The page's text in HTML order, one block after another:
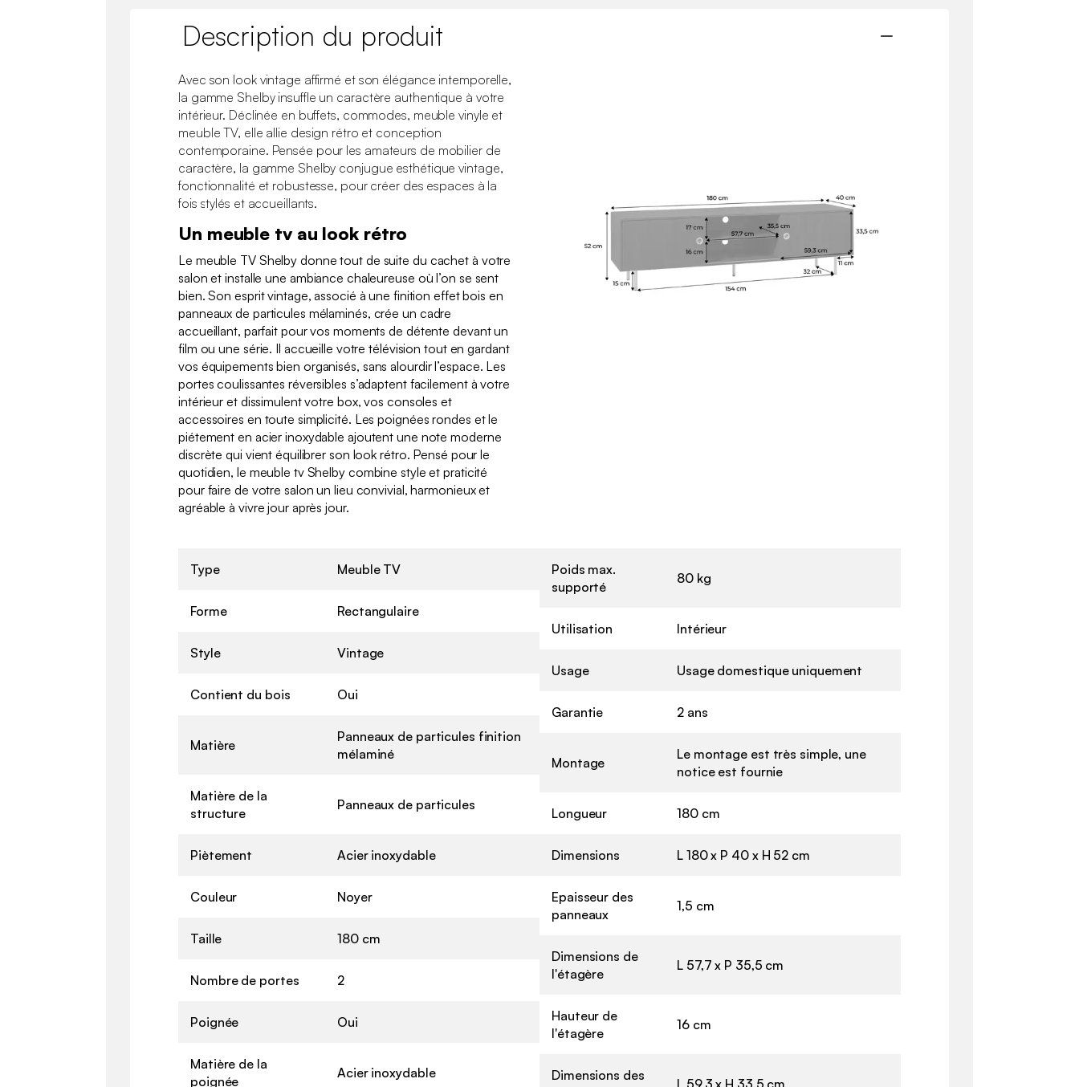
Description du produit
Avec son look vintage affirmé et son élégance intemporelle,
la gamme Shelby insuffle un caractère authentique à votre
intérieur. Déclinée en buffets, commodes, meuble vinyle et
meuble TV, elle allie design rétro et conception
contemporaine. Pensée pour les amateurs de mobilier de
caractère, la gamme Shelby conjugue esthétique vintage,
fonctionnalité et robustesse, pour créer des espaces à la
fois stylés et accueillants.
Un meuble tv au look rétro
Le meuble TV Shelby donne tout de suite du cachet à votre
salon et installe une ambiance chaleureuse où l’on se sent
bien. Son esprit vintage, associé à une finition effet bois en
panneaux de particules mélaminés, crée un cadre
accueillant, parfait pour vos moments de détente devant un
film ou une série. Il accueille votre télévision tout en gardant
vos équipements bien organisés, sans alourdir l’espace. Les
portes coulissantes réversibles s’adaptent facilement à votre
intérieur et dissimulent votre box, vos consoles et
accessoires en toute simplicité. Les poignées rondes et le
piétement en acier inoxydable ajoutent une note moderne
discrète qui vient équilibrer son look rétro. Pensé pour le
quotidien, le meuble tv Shelby combine style et praticité
pour faire de votre salon un lieu convivial, harmonieux et
agréable à vivre jour après jour.
Type Meuble TV
Forme Rectangulaire
Style Vintage
Contient du bois Oui
Matière
Panneaux de particules finition
mélaminé
Matière de la
structure
Panneaux de particules
Piètement Acier inoxydable
Couleur Noyer
Taille 180 cm
Nombre de portes 2
Poignée Oui
Matière de la
poignée
Acier inoxydable
Poids max.
supporté
80 kg
Utilisation Intérieur
Usage Usage domestique uniquement
Garantie 2 ans
Montage
Le montage est très simple, une
notice est fournie
Longueur 180 cm
Dimensions L 180 x P 40 x H 52 cm
Epaisseur des
panneaux
1,5 cm
Dimensions de
l'étagère
L 57,7 x P 35,5 cm
Hauteur de
l'étagère
16 cm
Dimensions des
L 59,3 x H 33,5 cm